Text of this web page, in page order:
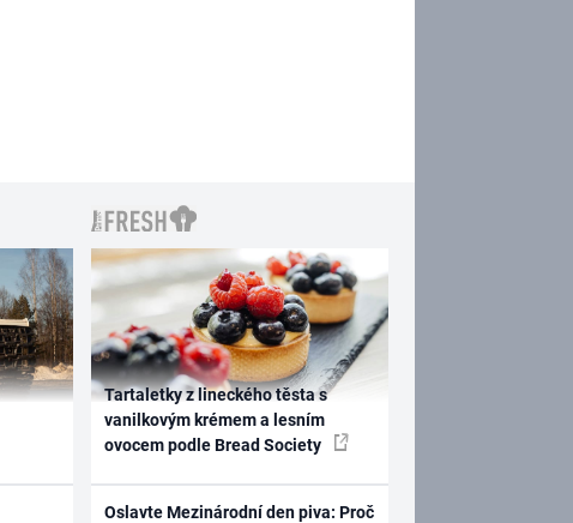
Tartaletky z lineckého těsta s
vanilkovým krémem a lesním
ovocem podle Bread Society
Oslavte Mezinárodní den piva: Proč